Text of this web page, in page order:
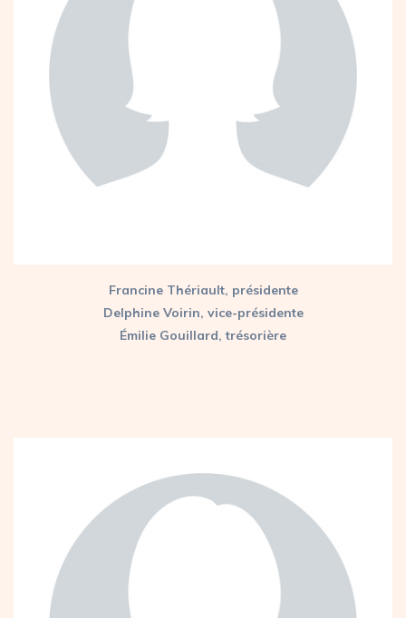
Francine Thériault, présidente
Delphine Voirin, vice-présidente
Émilie Gouillard, trésorière